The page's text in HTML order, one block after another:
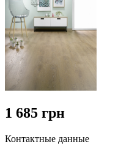
1 685 грн
Контактные данные